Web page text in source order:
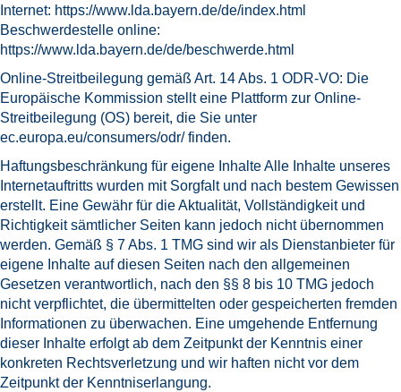
Internet: https://www.lda.bayern.de/de/index.html
Beschwerdestelle online:
https://www.lda.bayern.de/de/beschwerde.html
Online-Streitbeilegung gemäß Art. 14 Abs. 1 ODR-VO: Die
Europäische Kommission stellt eine Plattform zur Online-
Streitbeilegung (OS) bereit, die Sie unter
ec.europa.eu/consumers/odr/finden.
Haftungsbeschränkung für eigene Inhalte Alle Inhalte unseres
Internetauftritts wurden mit Sorgfalt und nach bestem Gewissen
erstellt. Eine Gewähr für die Aktualität, Vollständigkeit und
Richtigkeit sämtlicher Seiten kann jedoch nicht übernommen
werden. Gemäß § 7 Abs. 1 TMG sind wir als Dienstanbieter für
eigene Inhalte auf diesen Seiten nach den allgemeinen
Gesetzen verantwortlich, nach den §§ 8 bis 10 TMG jedoch
nicht verpflichtet, die übermittelten oder gespeicherten fremden
Informationen zu überwachen. Eine umgehende Entfernung
dieser Inhalte erfolgt ab dem Zeitpunkt der Kenntnis einer
konkreten Rechtsverletzung und wir haften nicht vor dem
Zeitpunkt der Kenntniserlangung.